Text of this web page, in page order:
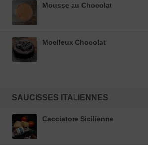
Mousse au Chocolat
Moelleux Chocolat
SAUCISSES ITALIENNES
Cacciatore Sicilienne